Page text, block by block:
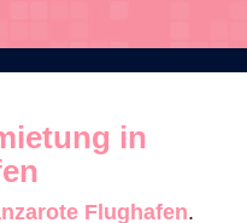
in
Flughafen.